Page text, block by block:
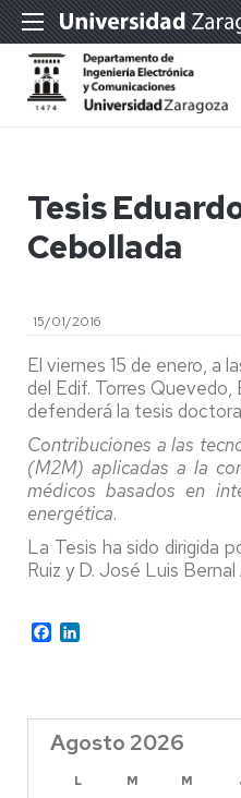
Tesis
Cebollada
15/01/2016
El viernes 15 de enero, a
del Edif. Torres Quevedo,
defenderá la tesis
Contribuciones a las
(M2M) aplicadas a la
médicos basados en
energética.
La Tesis ha sido dirigida
Ruiz y D. José Luis Bernal
Facebook
Agosto 2026
L M M